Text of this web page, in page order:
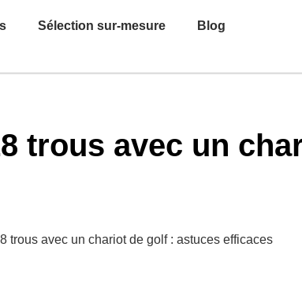
Sélection sur-mesure Blog
trous avec un
trous avec un chariot de golf : astuces efficaces